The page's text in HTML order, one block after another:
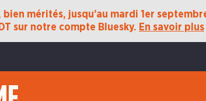
mérités, jusqu’au mardi 1er
sur notre compte Bluesky. En savoir plus